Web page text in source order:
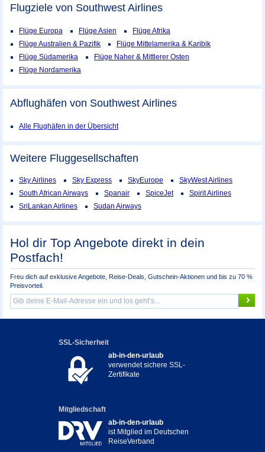
Flugziele von Southwest Airlines
Flüge Europa Flüge Asien
Flüge Afrika
Flüge Australien & Pazifik
Flüge Mittelamerika & Karibik
Flüge Südamerika
Flüge Naher & Mittlerer Osten
Flüge Nordamerika
Abflughäfen von Southwest Airlines
Alle Flughäfen in der Übersicht
Weitere Fluggesellschaften
Sky Airlines Sky Express SkyEurope
SkyWest Airlines
South African Airways
Spanair SpiceJet
Spirit Airlines
SriLankan Airlines
Sudan Airways
Hol dir Top Angebote direkt in dein
Postfach!
Freu dich auf exklusive Angebote, Reise-Deals, Gutschein-Aktionen und bis zu 70 %
Preisvorteil.
SSL-Sicherheit
ab-in-den-urlaub
verwendet sichere SSL-
Zertifikate
Mitgliedschaft
ab-in-den-urlaub
ist Mitglied im Deutschen
ReiseVerband